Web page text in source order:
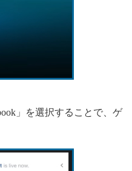
」を選択することで、ゲ